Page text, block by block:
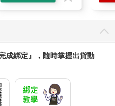
成綁定』，隨時掌握出貨動